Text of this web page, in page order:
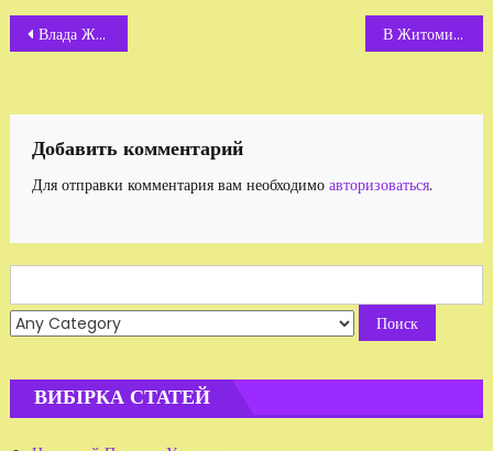
Навигация
записям
Влада Житомирщини знову засвітилась в корупційному скандалі В Житомирі капітан міліції «сприяв» бізнесу всього за 1000 гривень в місяць
Добавить комментарий
Для отправки комментария вам необходимо авторизоваться.
for:
ВИБІРКА СТАТЕЙ